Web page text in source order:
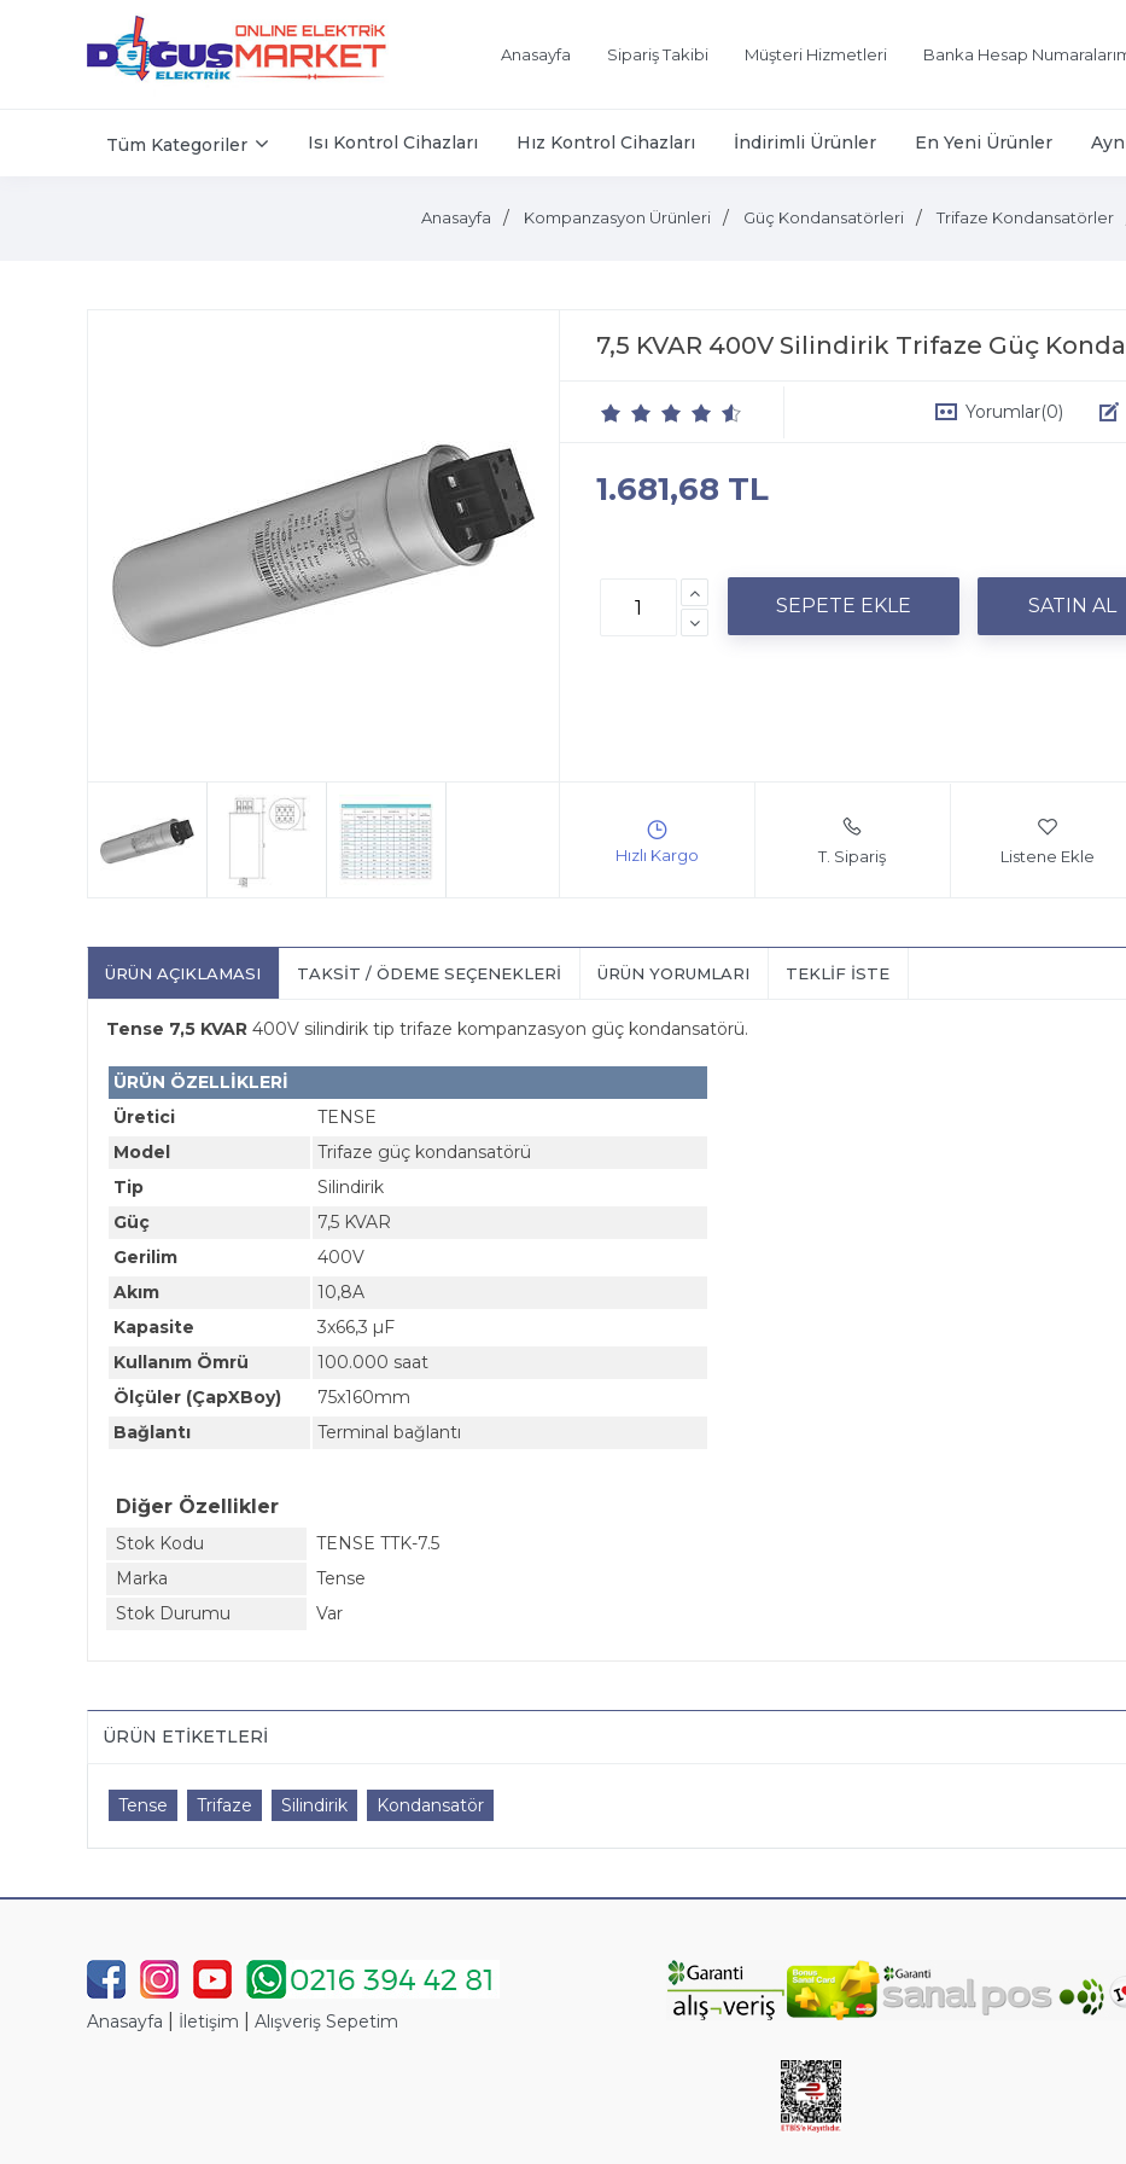
Anasayfa Sipariş Takibi Müşteri Hizmetleri Banka Hesap
Tüm Kategoriler Isı Kontrol Cihazları Hız Kontrol Cihazları İndirimli Ürünler En Yeni Ürünler
Anasayfa Kompanzasyon Ürünleri Güç Kondansatörleri Trifaze Kondansatörler
7,5 KVAR 400V Silindirik Trifaze Güç
Yorumlar(0)
1.681,68 TL
T. Sipariş Listene Ekle
ÜRÜN AÇIKLAMASI TAKSIT / ÖDEME SEÇENEKLERI ÜRÜN YORUMLARI TEKLIF İSTE
Tense 7,5 KVAR 400V silindirik tip trifaze kompanzasyon güç kondansatörü.
ÜRÜN ÖZELLİKLERİ
Üretici
TENSE
Model
Trifaze güç kondansatörü
Tip
Silindirik
Güç
7,5 KVAR
Gerilim
400V
Akım
10,8A
Kapasite
3x66,3 µF
Kullanım Ömrü
100.000 saat
Ölçüler (ÇapXBoy)
75x160mm
Bağlantı
Terminal bağlantı
Diğer Özellikler
Stok Kodu
TENSE TTK-7.5
Marka
Tense
Stok Durumu
Var
ÜRÜN ETIKETLERI
Tense Trifaze Silindirik Kondansatör
Anasayfa İletişim Alışveriş Sepetim